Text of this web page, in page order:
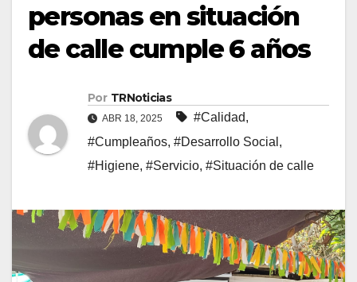
personas en situación
de calle cumple 6 años
Por TRNoticias
ABR 18, 2025 #Calidad,
#Cumpleaños, #Desarrollo Social ,
#Higiene, #Servicio, #Situación de calle